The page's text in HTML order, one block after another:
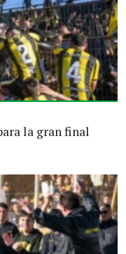
la gran final